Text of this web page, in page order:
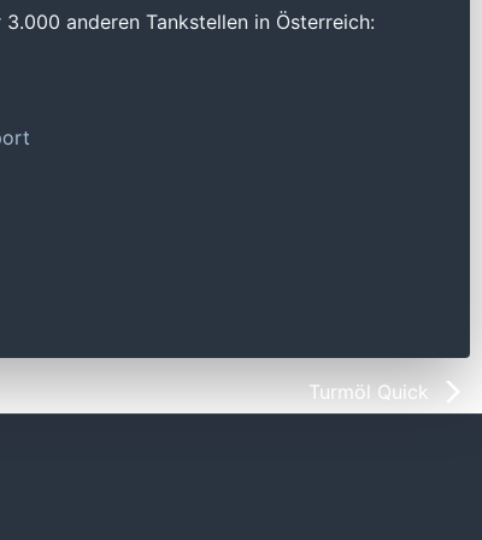
anderen Tankstellen in Österreich:
Turmöl Quick